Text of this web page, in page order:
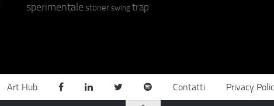
sperimentale stoner swing trap
Art Hub Contatti Privacy